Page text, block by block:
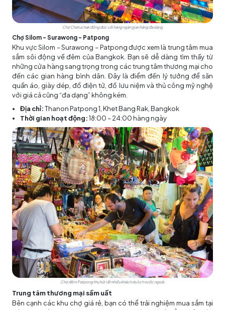
Chợ Chatuchak đông đúc với hàng ngàn gian hàng đa dạng
Chợ Silom - Surawong - Patpong
Khu vực Silom – Surawong – Patpong được xem là trung tâm mua
sắm sôi động về đêm của Bangkok. Bạn sẽ dễ dàng tìm thấy từ
những cửa hàng sang trọng trong các trung tâm thương mại cho
đến các gian hàng bình dân. Đây là điểm đến lý tưởng để săn
quần áo, giày dép, đồ điện tử, đồ lưu niệm và thủ công mỹ nghệ
với giá cả cũng “đa dạng” không kém.
Địa chỉ:Thanon Patpong 1, Khet Bang Rak, Bangkok
Thời gian hoạt động:18:00 – 24:00 hàng ngày
Chợ đêm Patpong thu hút rất nhiều khách du lịch nước ngoài.
Trung tâm thương mại sầm uất
Bên cạnh các khu chợ giá rẻ, bạn có thể trải nghiệm mua sắm tại